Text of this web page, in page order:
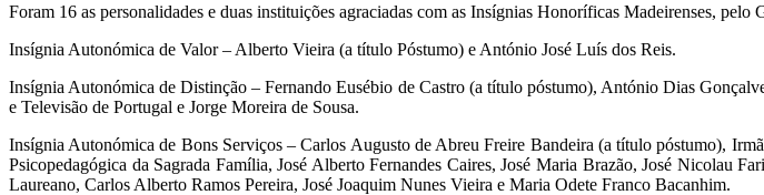
Foram 16 as personalidades e duas instituições agraciadas com as Insígnias Honoríficas Madeirenses, pelo
Insígnia Autonómica de Valor – Alberto Vieira (a título Póstumo) e António José Luís dos Reis.
Insígnia Autonómica de Distinção – Fernando Eusébio de Castro (a título póstumo), António Dias
e Televisão de Portugal e Jorge Moreira de Sousa.
Insígnia Autonómica de Bons Serviços – Carlos Augusto de Abreu Freire Bandeira (a título póstumo),
Psicopedagógica da Sagrada Família, José Alberto Fernandes Caires, José Maria Brazão, José Nicolau
Laureano, Carlos Alberto Ramos Pereira, José Joaquim Nunes Vieira e Maria Odete Franco Bacanhim.